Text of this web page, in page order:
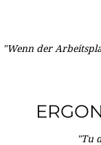
"Wenn der
"Tu